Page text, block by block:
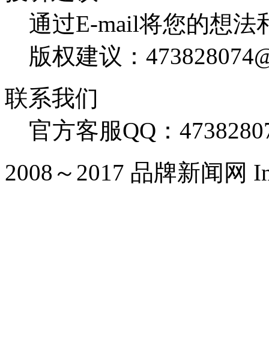
通过E-mail将您的想法
版权建议：
联系我们
官方客服QQ：
2008～2017 品牌新闻网